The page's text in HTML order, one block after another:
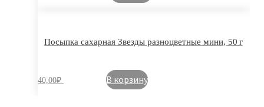
Посыпка сахарная Звезды разноцветные мини, 50 г
40,00₽ В корзину